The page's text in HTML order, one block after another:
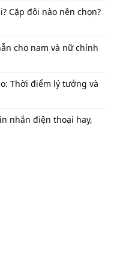
Cặp đôi nào nên chọn?
cho nam và nữ chính
Thời điểm lý tưởng và
nhắn​ điện thoại hay,